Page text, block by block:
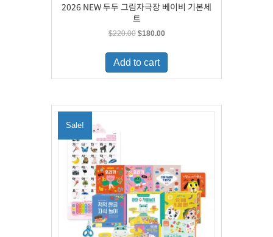
2026 NEW 두두 그림자극장 베이비 기본세
트
$220.00 Original
was:
$220.00.
$180.00Current
is:
Add to cart
Sale!